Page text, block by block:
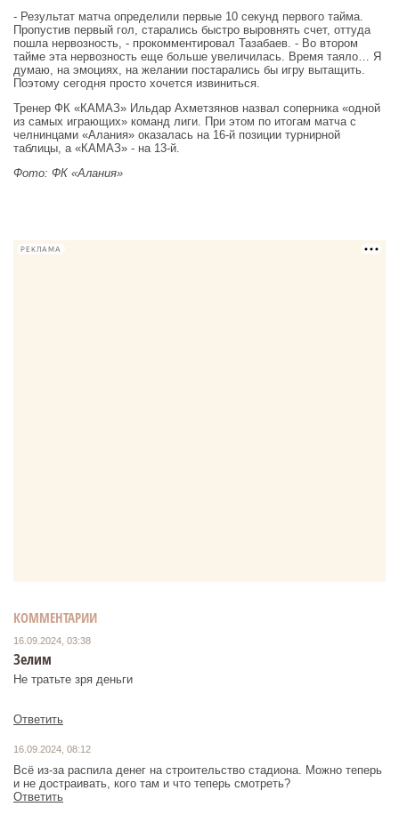
- Результат матча определили первые 10 секунд первого тайма.
Пропустив первый гол, старались быстро выровнять счет, оттуда
пошла нервозность, - прокомментировал Тазабаев. - Во втором
тайме эта нервозность еще больше увеличилась. Время таяло… Я
думаю, на эмоциях, на желании постарались бы игру вытащить.
Поэтому сегодня просто хочется извиниться.
Тренер ФК «КАМАЗ» Ильдар Ахметзянов назвал соперника «одной
из самых играющих» команд лиги. При этом по итогам матча с
челнинцами «Алания» оказалась на 16-й позиции турнирной
таблицы, а «КАМАЗ» - на 13-й.
Фото: ФК «Алания»
РЕКЛАМА
КОММЕНТАРИИ
16.09.2024, 03:38
Зелим
Не тратьте зря деньги
Ответить
16.09.2024, 08:12
Всё из-за распила денег на строительство стадиона. Можно теперь
и не достраивать, кого там и что теперь смотреть?
Ответить